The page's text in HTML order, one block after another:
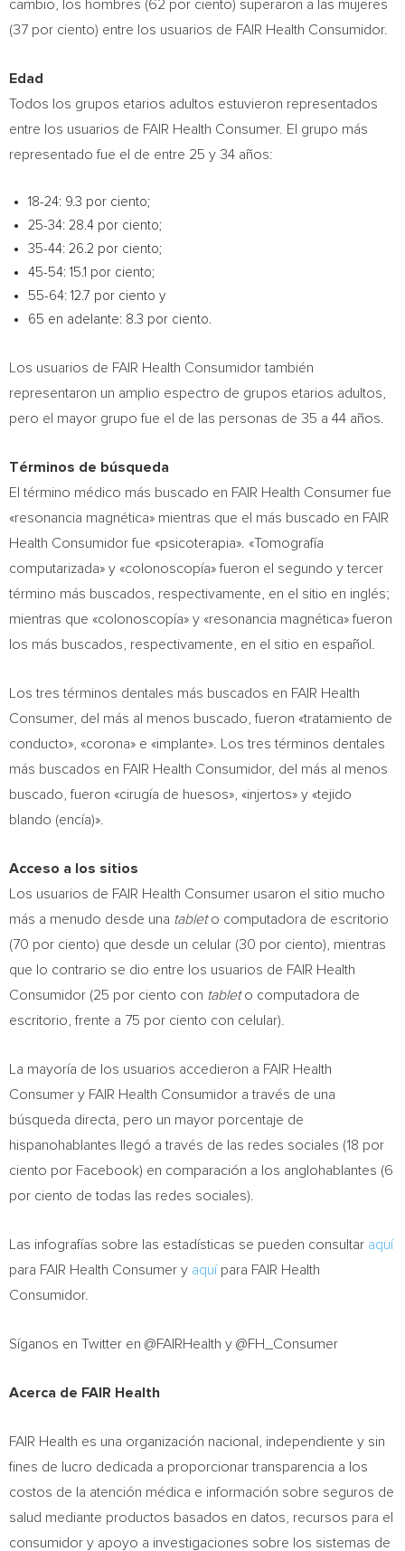
cambio, los hombres (62 por ciento) superaron a las mujeres
(37 por ciento) entre los usuarios de FAIR Health Consumidor.
Edad
Todos los grupos etarios adultos estuvieron representados
entre los usuarios de FAIR Health Consumer. El grupo más
representado fue el de entre 25 y 34 años:
18-24: 9.3 por ciento;
25-34: 28.4 por ciento;
35-44: 26.2 por ciento;
45-54: 15.1 por ciento;
55-64: 12.7 por ciento y
65 en adelante: 8.3 por ciento.
Los usuarios de FAIR Health Consumidor también
representaron un amplio espectro de grupos etarios adultos,
pero el mayor grupo fue el de las personas de 35 a 44 años.
Términos de búsqueda
El término médico más buscado en FAIR Health Consumer fue
«resonancia magnética» mientras que el más buscado en FAIR
Health Consumidor fue «psicoterapia». «Tomografía
computarizada» y «colonoscopía» fueron el segundo y tercer
término más buscados, respectivamente, en el sitio en inglés;
mientras que «colonoscopía» y «resonancia magnética» fueron
los más buscados, respectivamente, en el sitio en español.
Los tres términos dentales más buscados en FAIR Health
Consumer, del más al menos buscado, fueron «tratamiento de
conducto», «corona» e «implante». Los tres términos dentales
más buscados en FAIR Health Consumidor, del más al menos
buscado, fueron «cirugía de huesos», «injertos» y «tejido
blando (encía)».
Acceso a los sitios
Los usuarios de FAIR Health Consumer usaron el sitio mucho
más a menudo desde una tableto computadora de escritorio
(70 por ciento) que desde un celular (30 por ciento), mientras
que lo contrario se dio entre los usuarios de FAIR Health
Consumidor (25 por ciento con tableto computadora de
escritorio, frente a 75 por ciento con celular).
La mayoría de los usuarios accedieron a FAIR Health
Consumer y FAIR Health Consumidor a través de una
búsqueda directa, pero un mayor porcentaje de
hispanohablantes llegó a través de las redes sociales (18 por
ciento por Facebook) en comparación a los anglohablantes (6
por ciento de todas las redes sociales).
Las infografías sobre las estadísticas se pueden consultar aquí
para FAIR Health Consumer y aquí para FAIR Health
Consumidor.
Síganos en Twitter en @FAIRHealth y @FH_Consumer
Acerca de FAIR Health
FAIR Health es una organización nacional, independiente y sin
fines de lucro dedicada a proporcionar transparencia a los
costos de la atención médica e información sobre seguros de
salud mediante productos basados en datos, recursos para el
consumidor y apoyo a investigaciones sobre los sistemas de